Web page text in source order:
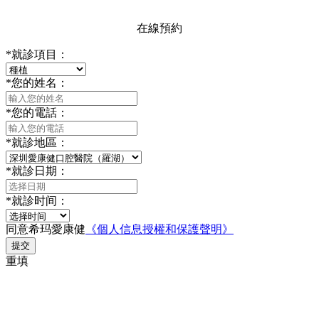
在線預約
*就診項目：
*您的姓名：
*您的電話：
*就診地區：
*就診日期：
*就診时间：
同意希玛愛康健 《個人信息授權和保護聲明》
提交
重填